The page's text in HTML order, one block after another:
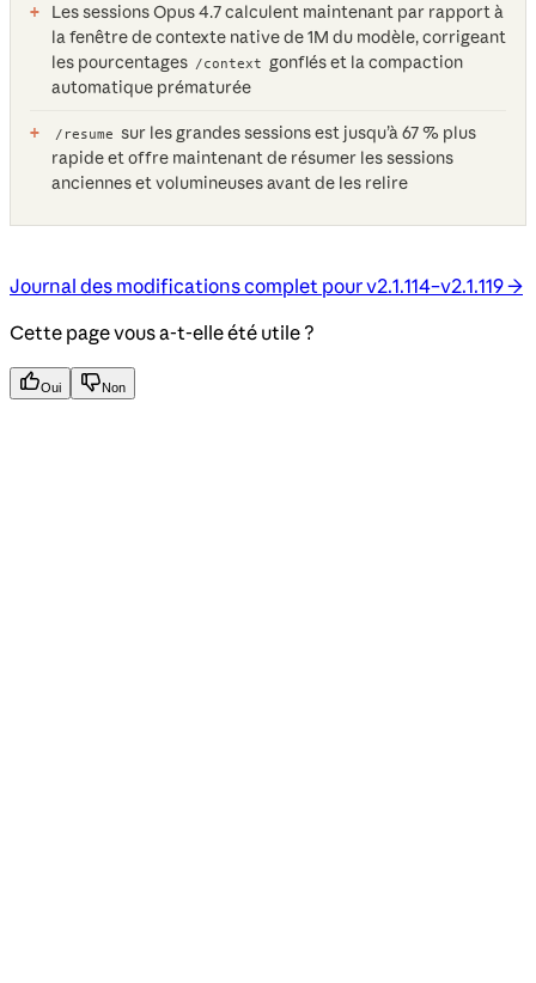
Les sessions Opus 4.7 calculent maintenant par rapport à
la fenêtre de contexte native de 1M du modèle, corrigeant
les pourcentages /context
gonflés et la compaction
automatique prématurée
/resume sur les grandes sessions est jusqu’à 67 % plus
rapide et offre maintenant de résumer les sessions
anciennes et volumineuses avant de les relire
Journal des modifications complet pour v2.1.114–v2.1.119 →
Cette page vous a-t-elle été utile ?
Oui Non